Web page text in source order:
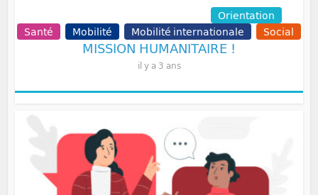
Orientation
Santé
Mobilité Mobilité internationale Social
MISSION HUMANITAIRE !
il y a 3 ans